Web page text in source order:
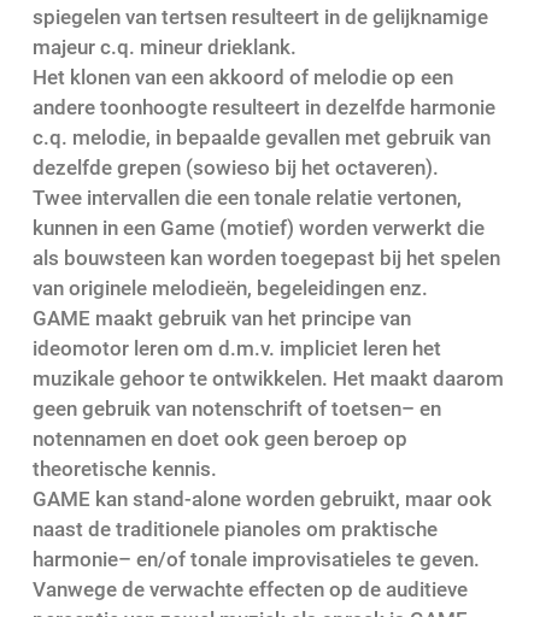
spiegelen van tertsen resulteert in de gelijknamige
majeur c.q. mineur drieklank.
Het klonen van een akkoord of melodie op een
andere toonhoogte resulteert in dezelfde harmonie
c.q. melodie, in bepaalde gevallen met gebruik van
dezelfde grepen (sowieso bij het octaveren).
Twee intervallen die een tonale relatie vertonen,
kunnen in een Game (motief) worden verwerkt die
als bouwsteen kan worden toegepast bij het spelen
van originele melodieën, begeleidingen enz.
GAME maakt gebruik van het principe van
ideomotor leren om d.m.v. impliciet leren het
muzikale gehoor te ontwikkelen. Het maakt daarom
geen gebruik van notenschrift of toetsen– en
notennamen en doet ook geen beroep op
theoretische kennis.
GAME kan stand-alone worden gebruikt, maar ook
naast de traditionele pianoles om praktische
harmonie– en/of tonale improvisatieles te geven.
Vanwege de verwachte effecten op de auditieve